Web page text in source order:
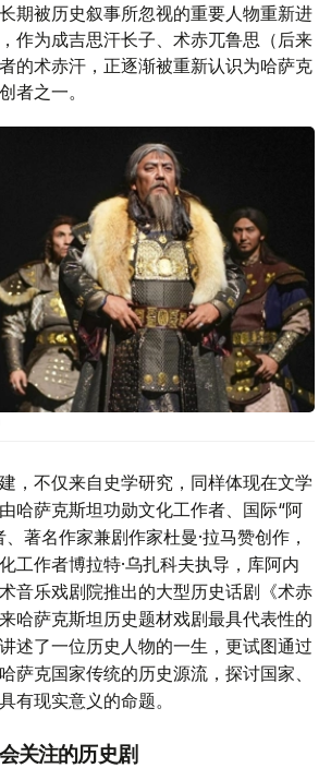
期被历史叙事所忽视的重要人物重新进
作为成吉思汗长子、术赤兀鲁思（后来
的术赤汗，正逐渐被重新认识为哈萨克
者之一。
，不仅来自史学研究，同样体现在文学
哈萨克斯坦功勋文化工作者、国际“阿
著名作家兼剧作家杜曼·拉马赞创作，
工作者博拉特·乌扎科夫执导，库阿内
音乐戏剧院推出的大型历史话剧《术赤
哈萨克斯坦历史题材戏剧最具代表性的
述了一位历史人物的一生，更试图通过
萨克国家传统的历史源流，探讨国家、
有现实意义的命题。
关注的历史剧